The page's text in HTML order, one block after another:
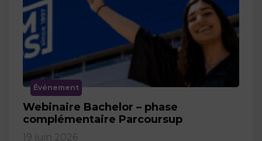
Événement
Webinaire Bachelor – phase
complémentaire Parcoursup
19 juin 2026